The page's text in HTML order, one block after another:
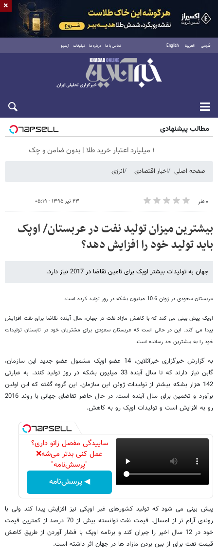
فارسی العربية English تماس با ما درباره ما تبلیغات آرشیو
شنبه ۱۷ مرداد ۱۴۰۵
مطالب پیشنهادی
۱ میلیارد اعتبار خرید طلا | بدون ضامن و چک
صفحه اصلی اخبار اقتصادی انرژی
۰ نفر ۲۳ تیر ۱۳۹۵ - ۰۵:۱۹
بیشترین میزان تولید نفت در عربستان/ اوپک
باید تولید خود را افزایش دهد؟
جهان به تولیدات بیشتر اوپک برای تامین تقاضا در 2017 نیاز دارد.
عربستان سعودی در ژوئن 10.6 میلیون بشکه در روز تولید کرده است.
اوپک پیش بینی می کند که با کاهش مازاد نفت در جهان، سال آینده تقاضا برای نفت افزایش
پیدا می کند. این در حالی است که عربستان سعودی برای مشتریان خود در تابستان تولیدات
خود را به بیشترین حد رسانده است.
به گزارش خبرگزاری خبرآنلاین، 14 عضو اوپک مشمول عضو جدید این سازمان،
گابن نیاز دارند که تا سال آینده 33 میلیون بشکه در روز تولید کنند. به عبارتی
142 هزار بشکه بیشتر از تولیدات ژوئن این سازمان. این گروه گفته که این اولین
برآورد و تخمین برای سال آینده است. در حال حاضر تقاضای جهانی با روند 2016
رو به افزایش است و تولیدات اوپک رو به کاهش.
ساییدگی مفصل زانو داری؟
عمل کنی بدتر می‌شه❌
"پرسش‌نامه"
◀ پرسش‌نامه
پیش بینی می شود که تولید کشورهای غیر اوپکی نیز افزایش پیدا کند ولی با
روندی آرام تر از امسال. قیمت نفت توانسته بیش از 70 درصد از کمترین قیمت
خود در 12 سال اخیر را جبران کند و برنامه اوپک با فشار آوردن از طریق کاهش
قیمت نفت برای از بین بردن مازاد ها در جهان اثر داشته است.
×